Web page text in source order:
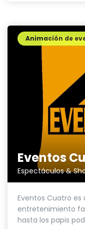
Eventos
Espectáculos &
Animación de
Eventos Cuatro
entretenimiento
hasta los papis